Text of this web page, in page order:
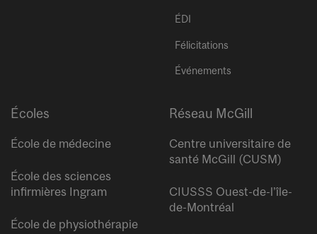
ÉDI
Félicitations
Événements
Écoles
École de médecine
École des sciences
infirmières Ingram
École de physiothérapie
Réseau McGill
Centre universitaire de
santé McGill (CUSM)
CIUSSS Ouest-de-l’île-
de-Montréal